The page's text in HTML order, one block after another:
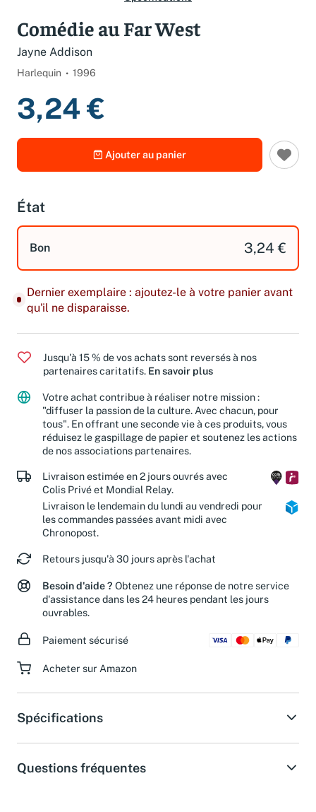
Comédie au Far West
Jayne Addison
Harlequin 1996
3,24 €
Ajouter au panier
État
Bon 3,24 €
Dernier exemplaire : ajoutez-le à votre panier avant
qu'il ne disparaisse.
Jusqu'à 15 % de vos achats sont reversés à nos
partenaires caritatifs. En savoir plus
Votre achat contribue à réaliser notre mission :
"diffuser la passion de la culture. Avec chacun, pour
tous". En offrant une seconde vie à ces produits, vous
réduisez le gaspillage de papier et soutenez les actions
de nos associations partenaires.
Livraison estimée en 2 jours ouvrés avec
Colis Privé et Mondial Relay.
Livraison le lendemain du lundi au vendredi pour
les commandes passées avant midi avec
Chronopost.
Retours jusqu'à 30 jours après l'achat
Besoin d'aide ? Obtenez une réponse de notre service
d'assistance dans les 24 heures pendant les jours
ouvrables.
Paiement sécurisé
Acheter sur Amazon
Spécifications
Questions fréquentes